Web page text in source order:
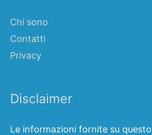
Chi sono
Contatti
Privacy
Disclaimer
Le informazioni fornite su